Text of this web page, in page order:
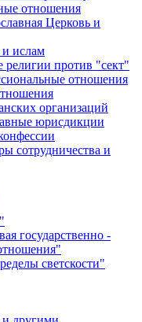
отношения
Церковь и
и ислам
против "сект"
отношения
организаций
юрисдикции
сотрудничества и
государственно -
светскости"